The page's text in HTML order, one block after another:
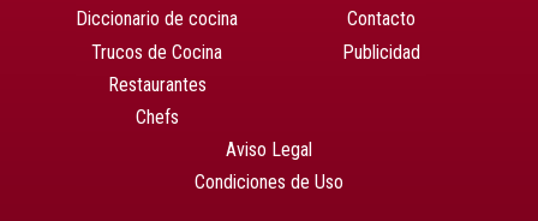
Diccionario de cocina
Trucos de Cocina
Restaurantes
Chefs
Contacto
Publicidad
Aviso Legal
Condiciones de Uso